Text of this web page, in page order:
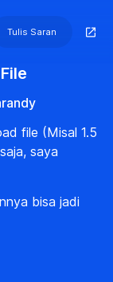
Tulis Saran
file (Misal 1.5
saya
bisa jadi